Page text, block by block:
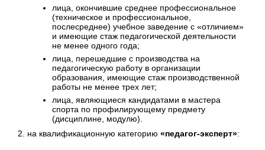
лица, окончившие среднее профессиональное
(техническое и профессиональное,
послесреднее) учебное заведение с «отличием»
и имеющие стаж педагогической деятельности
не менее одного года;
лица, перешедшие с производства на
педагогическую работу в организации
образования, имеющие стаж производственной
работы не менее трех лет;
лица, являющиеся кандидатами в мастера
спорта по профилирующему предмету
(дисциплине, модулю).
2. на квалификационную категорию «педагог-эксперт»: